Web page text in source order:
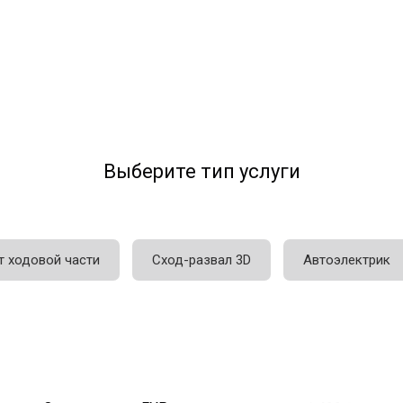
Выберите тип услуги
ходовой части Сход-развал 3D Автоэлектрик